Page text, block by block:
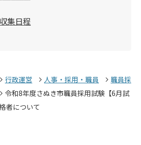
集日程
行政運営 人事・採用・職員
職員採
令和8年度さぬき市職員採用試験【6月試
者について